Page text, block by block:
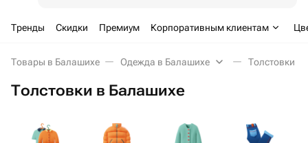
Тренды Скидки Премиум Корпоративным клиентам
Товары в Балашихе Одежда в Балашихе Толстовки в
Толстовки в Балашихе